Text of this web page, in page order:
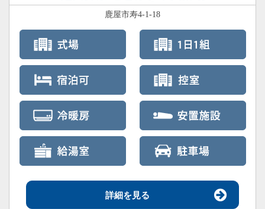
鹿屋市寿4-1-18
詳細を見る